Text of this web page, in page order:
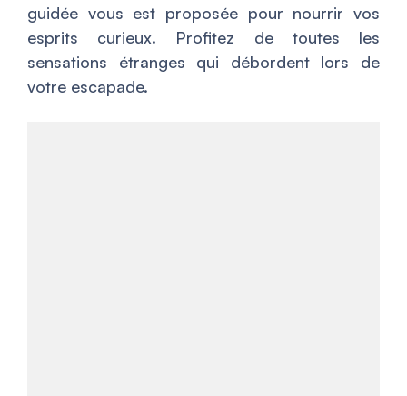
guidée vous est proposée pour nourrir vos
esprits curieux. Profitez de toutes les
sensations étranges qui débordent lors de
votre escapade.